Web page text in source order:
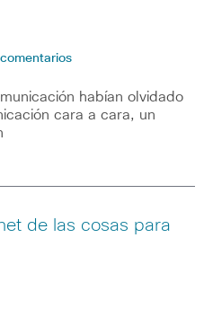
habían olvidado
cara a cara, un
de las cosas para